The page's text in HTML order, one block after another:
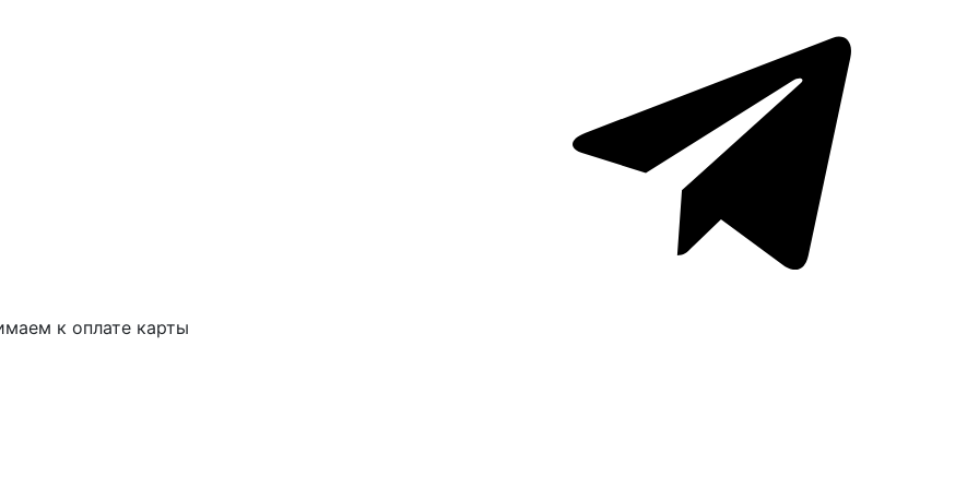
к оплате карты